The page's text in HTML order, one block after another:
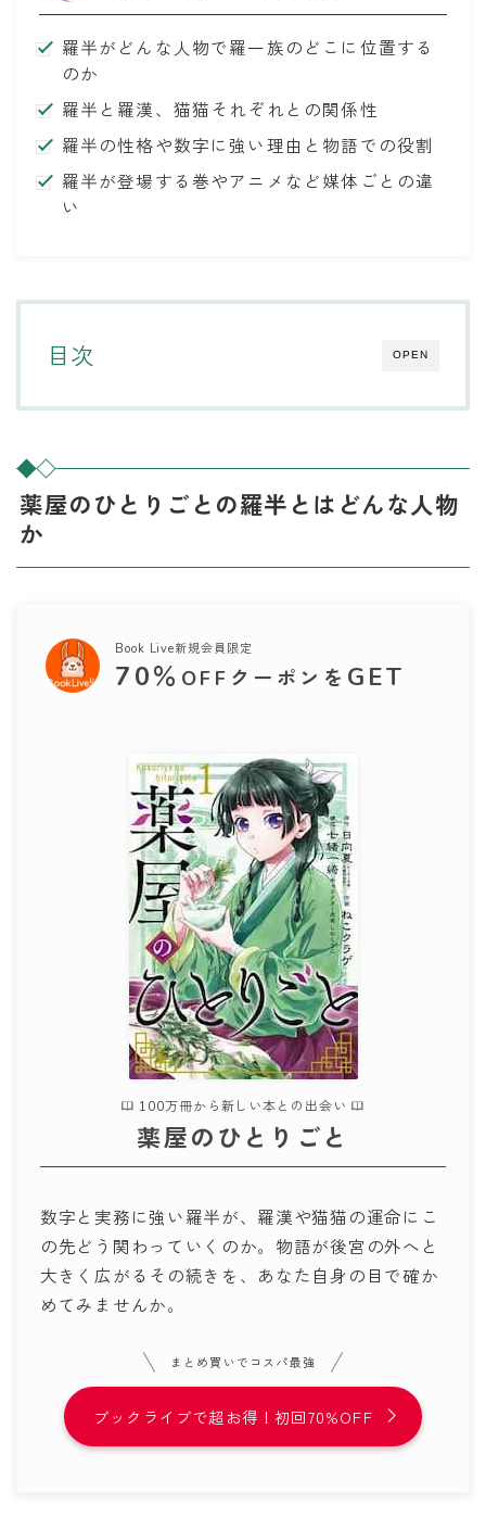
羅半がどんな人物で羅一族のどこに位置する
のか
羅半と羅漢、猫猫それぞれとの関係性
羅半の性格や数字に強い理由と物語での役割
羅半が登場する巻やアニメなど媒体ごとの違
い
OPEN
目次
薬屋のひとりごとの羅半とはどんな人物
か
Book Live新規会員限定
70％ OFFクーポンを GET
100万冊から新しい本との出会い
薬屋のひとりごと
数字と実務に強い羅半が、羅漢や猫猫の運命にこ
の先どう関わっていくのか。物語が後宮の外へと
大きく広がるその続きを、あなた自身の目で確か
めてみませんか。
まとめ買いでコスパ最強
ブックライブで超お得！初回70%OFF